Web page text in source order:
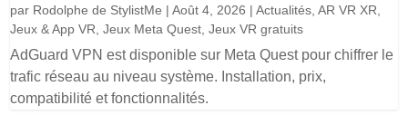
par Rodolphe de StylistMe |Août 4, 2026 |Actualités ,AR VR XR
Jeux & App VR ,Jeux Meta Quest ,Jeux VR gratuits
AdGuard VPN est disponible sur Meta Quest pour chiffrer le
trafic réseau au niveau système. Installation, prix,
compatibilité et fonctionnalités.